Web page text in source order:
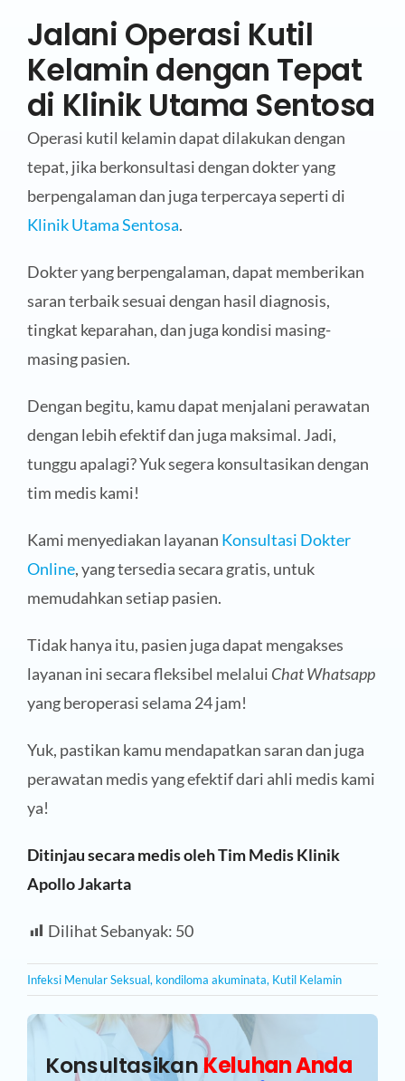
Jalani Operasi Kutil
Kelamin dengan Tepat
di Klinik Utama Sentosa
Operasi kutil kelamin dapat dilakukan dengan
tepat, jika berkonsultasi dengan dokter yang
berpengalaman dan juga terpercaya seperti di
Klinik Utama Sentosa.
Dokter yang berpengalaman, dapat memberikan
saran terbaik sesuai dengan hasil diagnosis,
tingkat keparahan, dan juga kondisi masing-
masing pasien.
Dengan begitu, kamu dapat menjalani perawatan
dengan lebih efektif dan juga maksimal. Jadi,
tunggu apalagi? Yuk segera konsultasikan dengan
tim medis kami!
Kami menyediakan layanan Konsultasi Dokter
Online, yang tersedia secara gratis, untuk
memudahkan setiap pasien.
Tidak hanya itu, pasien juga dapat mengakses
layanan ini secara fleksibel melalui Chat Whatsapp
yang beroperasi selama 24 jam!
Yuk, pastikan kamu mendapatkan saran dan juga
perawatan medis yang efektif dari ahli medis kami
ya!
Ditinjau secara medis oleh Tim Medis Klinik
Apollo Jakarta
Dilihat Sebanyak: 50
Infeksi Menular Seksual, kondiloma akuminata, Kutil Kelamin
KonsultasikanKeluhan Anda